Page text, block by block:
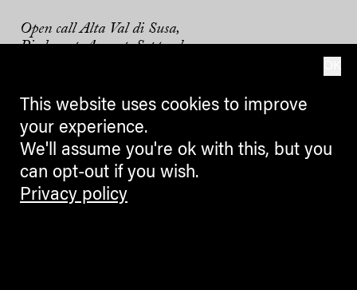
Open call Alta Val di Susa,
Piedmont, August–September
This website uses cookies to improve
your experience.
We'll assume you're ok with this, but you
can opt-out if you wish.
Privacy policy